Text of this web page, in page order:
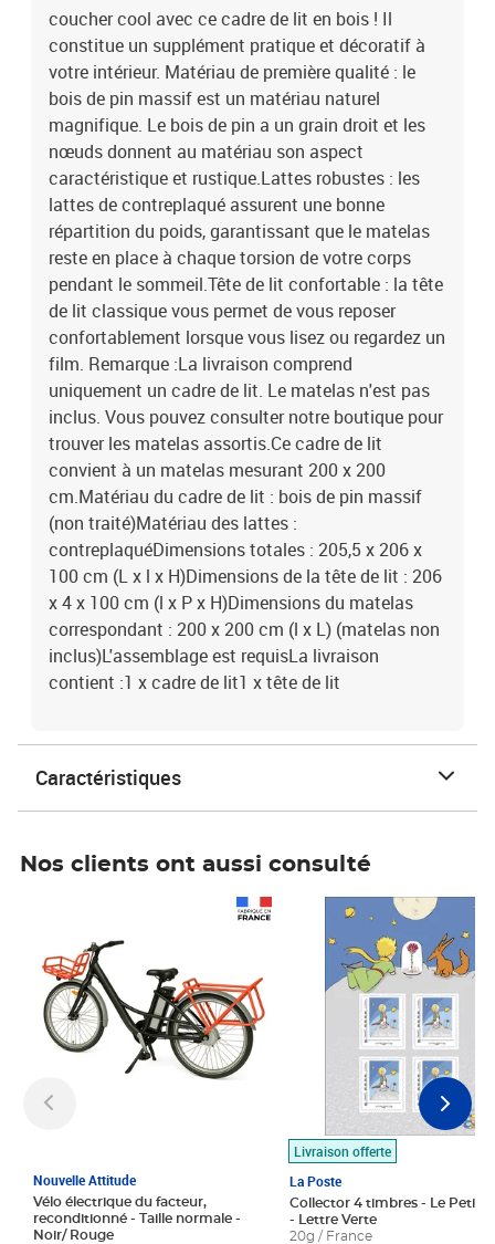
cm.Matériau du cadre de lit : bois de pin massif (non
traité)Matériau des lattes : contreplaquéDimensions totales :
205,5 x 206 x 100 cm (L x l x H)Dimensions de la tête de lit : 206 x 4
x 100 cm (l x P x H)Dimensions du matelas correspondant : 200 x
200 cm (l x L) (matelas non inclus)L'assemblage est requisLa
livraison contient :1 x cadre de lit1 x tête de lit
coucher cool avec ce cadre de lit en bois ! Il
constitue un supplément pratique et décoratif à
votre intérieur. Matériau de première qualité : le
bois de pin massif est un matériau naturel
magnifique. Le bois de pin a un grain droit et les
nœuds donnent au matériau son aspect
caractéristique et rustique.Lattes robustes : les
lattes de contreplaqué assurent une bonne
répartition du poids, garantissant que le matelas
reste en place à chaque torsion de votre corps
pendant le sommeil.Tête de lit confortable : la tête
de lit classique vous permet de vous reposer
confortablement lorsque vous lisez ou regardez un
film. Remarque :La livraison comprend
uniquement un cadre de lit. Le matelas n'est pas
inclus. Vous pouvez consulter notre boutique pour
trouver les matelas assortis.Ce cadre de lit
convient à un matelas mesurant 200 x 200
cm.Matériau du cadre de lit : bois de pin massif
(non traité)Matériau des lattes :
contreplaquéDimensions totales : 205,5 x 206 x
100 cm (L x l x H)Dimensions de la tête de lit : 206
x 4 x 100 cm (l x P x H)Dimensions du matelas
correspondant : 200 x 200 cm (l x L) (matelas non
inclus)L'assemblage est requisLa livraison
contient :1 x cadre de lit1 x tête de lit
Caractéristiques
Nos clients ont aussi consulté
Nouvelle Attitude
Vélo électrique du facteur,
reconditionné - Taille normale -
Noir/ Rouge
Livraison offerte
La Poste
Collector 4 timbres - Le Petit
- Lettre Verte
20g / France
Prix 7,50€